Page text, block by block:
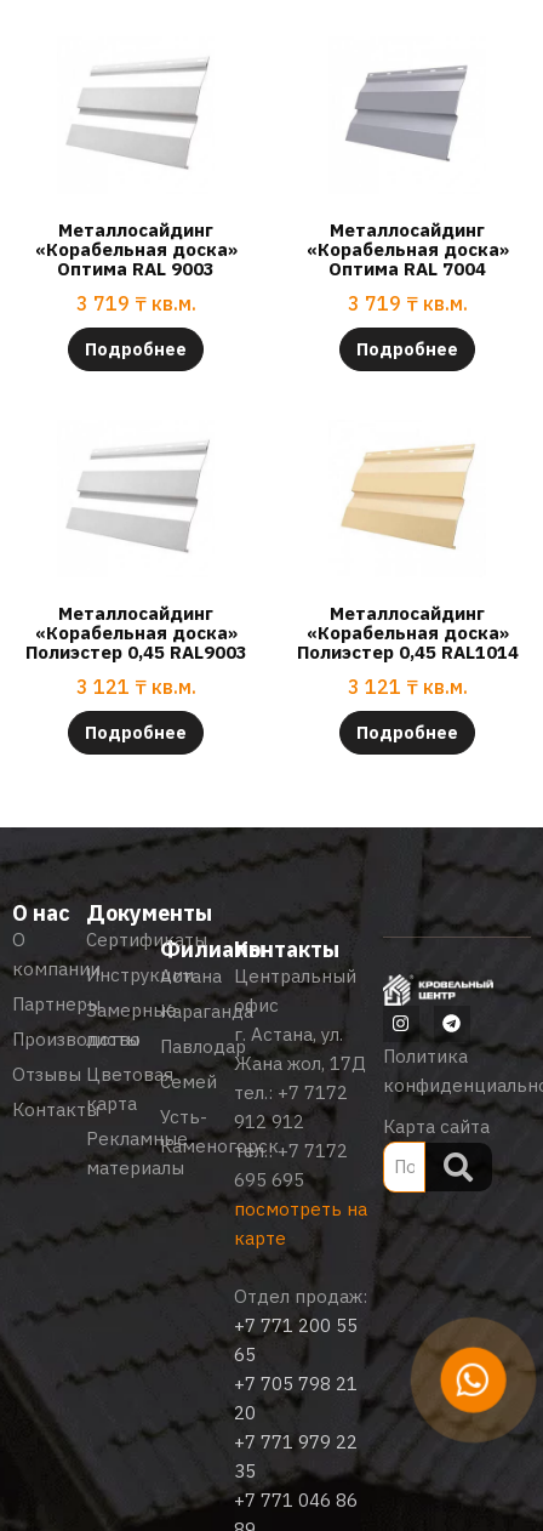
Металлосайдинг
«Корабельная доска»
Оптима RAL 9003
3 719 ₸ кв.м.
Подробнее
Металлосайдинг
«Корабельная доска»
Оптима RAL 7004
3 719 ₸ кв.м.
Подробнее
Металлосайдинг
«Корабельная доска»
Полиэстер 0,45 RAL9003
3 121 ₸ кв.м.
Подробнее
Металлосайдинг
«Корабельная доска»
Полиэстер 0,45 RAL1014
3 121 ₸ кв.м.
Подробнее
О нас
О
компании
Партнеры
Производство
Отзывы
Контакты
Документы
Сертификаты
Инструкции
Замерные
листы
Цветовая
карта
Рекламные
материалы
Филиалы
Астана
Караганда
Павлодар
Семей
Усть-
Каменогорск
Контакты
Центральный
офис
г. Астана, ул.
Жана жол, 17Д
тел.: +7 7172
912 912
тел.:+7 7172
695 695
посмотреть на
карте
Отдел продаж:
+7 771 200 55
65
+7 705 798 21
20
+7 771 979 22
35
+7 771 046 86
Политика
Карта сайта